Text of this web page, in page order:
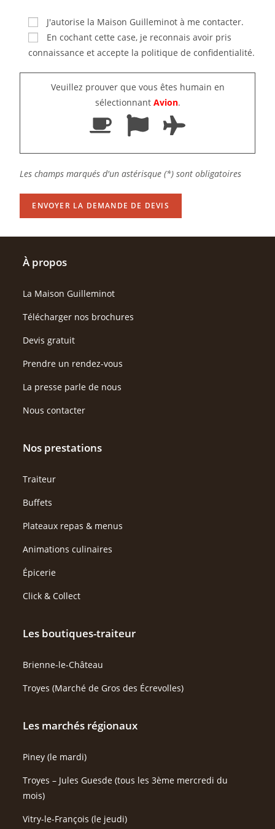
J'autorise la Maison Guilleminot à me contacter.
En cochant cette case, je reconnais avoir pris
connaissance et accepte la politique de confidentialité.
Veuillez prouver que vous êtes humain en
sélectionnant Avion.
Les champs marqués d'un astérisque (*) sont obligatoires
À propos
La Maison Guilleminot
Télécharger nos brochures
Devis gratuit
Prendre un rendez-vous
La presse parle de nous
Nous contacter
Nos prestations
Traiteur
Buffets
Plateaux repas & menus
Animations culinaires
Épicerie
Click & Collect
Les boutiques-traiteur
Brienne-le-Château
Troyes (Marché de Gros des Écrevolles)
Les marchés régionaux
Piney (le mardi)
Troyes – Jules Guesde (tous les 3ème mercredi du
mois)
Vitry-le-François (le jeudi)